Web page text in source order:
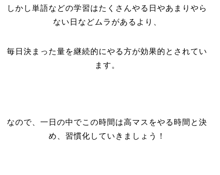
しかし単語などの学習はたくさんやる日やあまりやら
ない日などムラがあるより、
毎日決まった量を継続的にやる方が効果的とされてい
ます。
なので、一日の中でこの時間は高マスをやる時間と決
め、習慣化していきましょう！